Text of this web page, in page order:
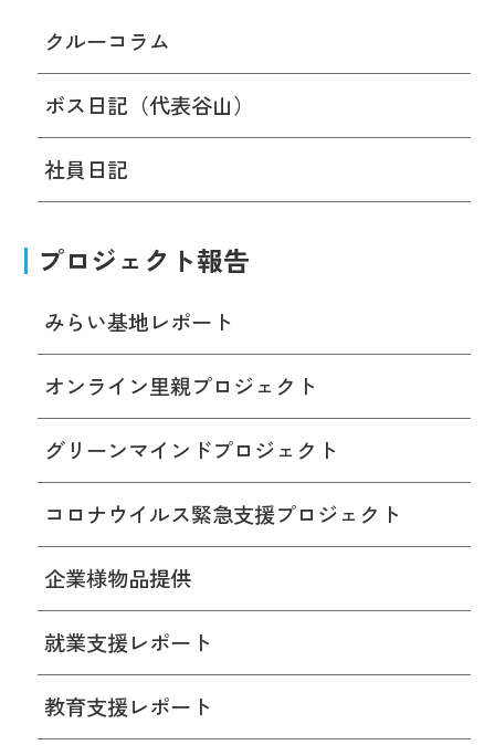
クルーコラム
ボス日記（代表谷山）
社員日記
プロジェクト報告
みらい基地レポート
オンライン里親プロジェクト
グリーンマインドプロジェクト
コロナウイルス緊急支援プロジェクト
企業様物品提供
就業支援レポート
教育支援レポート